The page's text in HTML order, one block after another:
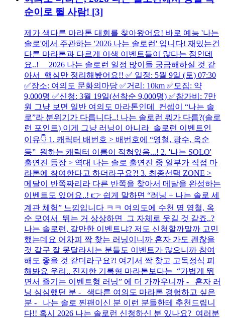
순이로 뛸 사람! [3]
제가 색다른 마라톤 대회를 찾아왔어요! 바로 예능 '나는
솔로'에서 주관하는 '2026 나는 솔로런' 입니다! 재밌는건
다른 마라톤과 다르게 이색 이벤트들이 많다는 점인데
요..! 2026 나는 솔로런 일정 많이들 궁금해하실 것 같
아서 핵심만 정리해봤어요!! ✅ 일정: 5월 9일 (토) 07:30
✅장소: 여의도 문화의마당 ✅거리: 10km ✅모집: 약
9,000명 ✅신청: 3월 19일(선착순 9,000명) ✅참가비: 7만
원 그냥 보면 일반 여의도 마라톤인데 컨셉이 “나는 솔
로”라 분위기가 다릅니다..! 나는 솔로런 뭐가 다름?(솔로
런 포인트) 이게 그냥 러닝이 아니라 솔로런 이벤트인
이유👇 1. 캐릭터 배번호 > 배번호에 “영철, 광수, 옥순
등” 원하는 캐릭터 이름이 적혀있음...! 2. '나는 SOLO'
출연진 등장 > 역대 나는 솔로 출연진 중 일부가 직접 마
라톤에 참여한다고 하더라구요?! 3. 최종선택 ZONE >
메달이 반쪽짜리라 다른 반쪽을 찾아서 메달을 완성하는
이벤트도 있어요..! 👉 쉽게 말하면 “러닝 + 나는 솔로 세
계관 체험” 느낌입니다 ㅋㅋ 여의도에 수천 명 영철, 옥
순 모여서 뛰는 거 상상하면 그 자체로 웃길 것 같죠..?
나는 솔로런, 갈만한 이벤트냐? 저도 신청할까말까 고민
했는데요 어차피 짝 찾는 러닝이니까 혼자 가도 괜찮을
것 같구 잘 못달라시는 분들도 이벤트가 많으니까 참여
해도 좋을 것 같더라구요?! 여기서 짝 찾고 고독정식 피
해봐요 우리.. 진지한 기록형 마라톤보다는 “가볍게 뛰
면서 즐기는 이벤트형 러닝” 에 더 가까우니까 - 혼자 러
닝 심심했던 분 - 색다른 여의도 마라톤 경험하고 싶은
분 - 나는 솔로 찐팬이신 분 이런 분들한테 추천드립니
다!! 혹시 2026 나는 솔로런 신청하신 분 있나요? 여러분